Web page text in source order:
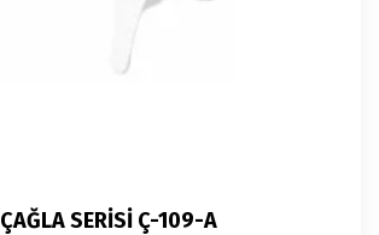
ÇAĞLA SERİSİ Ç-109-A